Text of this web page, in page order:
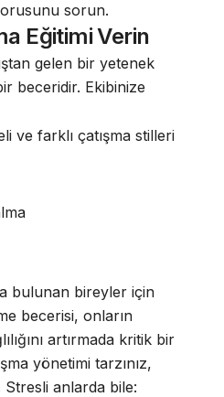
sorun.
Eğitimi Verin
gelen bir yetenek
beceridir. Ekibinize
ve farklı çatışma stilleri
bulunan bireyler için
becerisi, onların
artırmada kritik bir
yönetimi tarzınız,
Stresli anlarda bile: